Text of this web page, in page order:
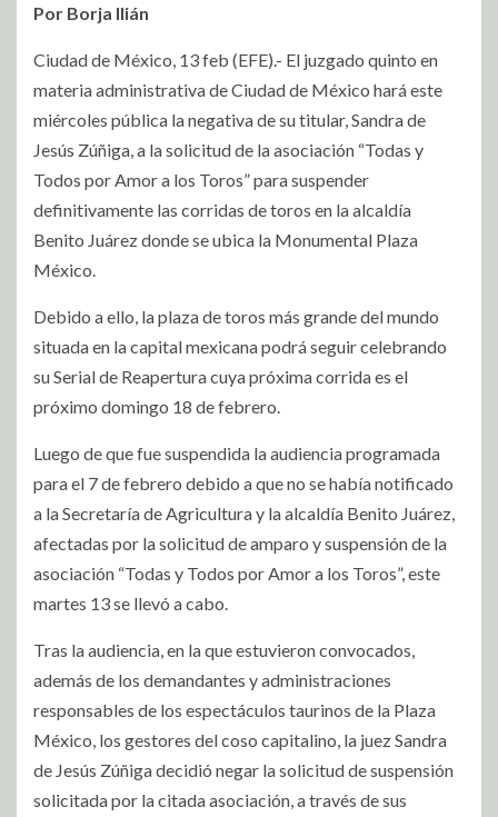
Por Borja Ilián
Ciudad de México, 13 feb (EFE).- El juzgado quinto en
materia administrativa de Ciudad de México hará este
miércoles pública la negativa de su titular, Sandra de
Jesús Zúñiga, a la solicitud de la asociación “Todas y
Todos por Amor a los Toros” para suspender
definitivamente las corridas de toros en la alcaldía
Benito Juárez donde se ubica la Monumental Plaza
México.
Debido a ello, la plaza de toros más grande del mundo
situada en la capital mexicana podrá seguir celebrando
su Serial de Reapertura cuya próxima corrida es el
próximo domingo 18 de febrero.
Luego de que fue suspendida la audiencia programada
para el 7 de febrero debido a que no se había notificado
a la Secretaría de Agricultura y la alcaldía Benito Juárez,
afectadas por la solicitud de amparo y suspensión de la
asociación “Todas y Todos por Amor a los Toros”, este
martes 13 se llevó a cabo.
Tras la audiencia, en la que estuvieron convocados,
además de los demandantes y administraciones
responsables de los espectáculos taurinos de la Plaza
México, los gestores del coso capitalino, la juez Sandra
de Jesús Zúñiga decidió negar la solicitud de suspensión
solicitada por la citada asociación, a través de sus